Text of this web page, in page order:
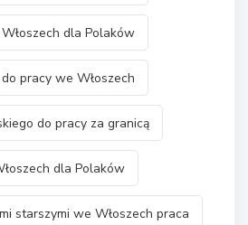
dla Polaków
pracy we Włoszech
do pracy za granicą
dla Polaków
starszymi we Włoszech praca